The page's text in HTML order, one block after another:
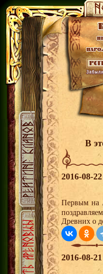
В
2016-08-
Первым на
Древних о
2016-08-